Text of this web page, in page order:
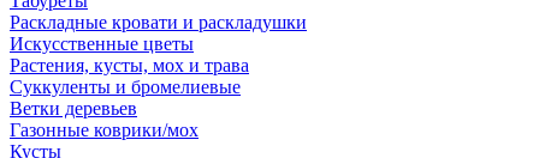
Раскладные кровати и раскладушки
Искусственные цветы
Растения, кусты, мох и трава
Суккуленты и бромелиевые
Ветки деревьев
Газонные коврики/мох
Кусты